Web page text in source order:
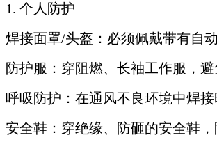
1. 个人防护
焊接面罩/头盔：必须佩戴带有自
防护服：穿阻燃、长袖工作服，
呼吸防护：在通风不良环境中焊
安全鞋：穿绝缘、防砸的安全鞋